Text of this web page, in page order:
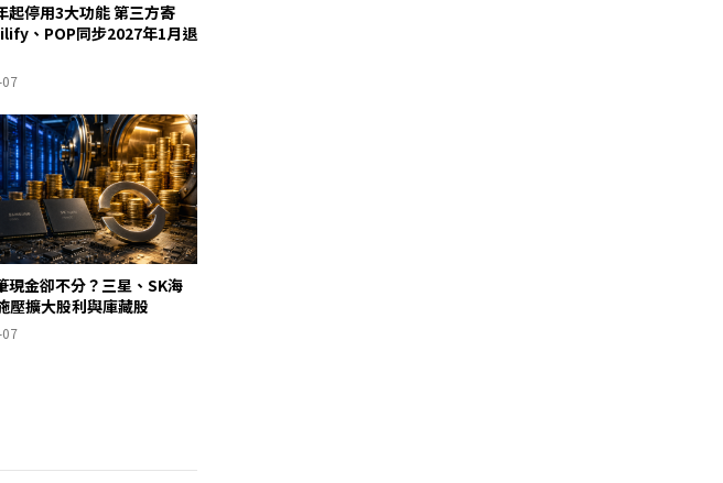
起停用3大功能 第三方寄
、POP同步2027年1月退
現金卻不分？三星、SK海
壓擴大股利與庫藏股